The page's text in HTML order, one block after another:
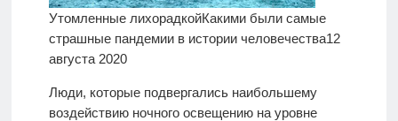
Утомленные лихорадкойКакими были самые
страшные пандемии в истории человечества12
августа 2020
Люди, которые подвергались наибольшему
воздействию ночного освещению на уровне